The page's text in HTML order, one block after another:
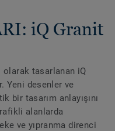
iQ Granit
tasarlanan iQ
Yeni desenler ve
bir tasarım anlayışını
alanlarda
ve yıpranma direnci